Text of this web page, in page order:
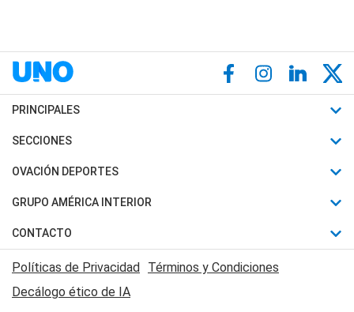
PRINCIPALES
Últimas Noticias
Política
Judiciales
Economia
SECCIONES
Horóscopo
Motores
Trucos caseros
Series y Películas
Edictos y Solicitadas
OVACIÓN DEPORTES
Fútbol
Mundial
Automovilismo
Rugby
GRUPO AMÉRICA INTERIOR
Canal 7 en Vivo
CONTACTO
Acerca de Nosotros
Contactanos
Políticas de Privacidad Términos y Condiciones
Decálogo ético de IA